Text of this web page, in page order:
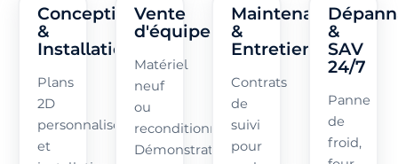
Conception
&
Installation
Plans
2D
personnalisés
et
Vente
d'équipements
Matériel
neuf
ou
reconditionné.
Démonstrations
Maintenance
&
Entretien
Contrats
de
suivi
pour
&
SAV
24/7
Panne
de
froid,